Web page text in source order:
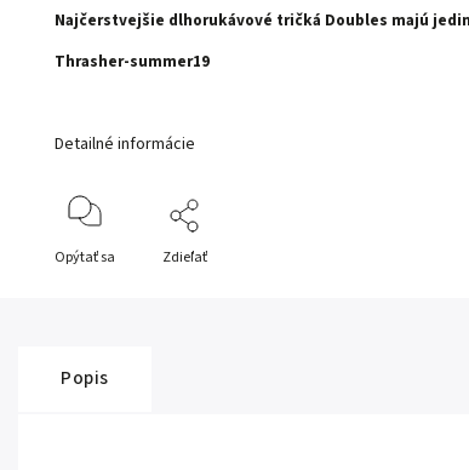
Najčerstvejšie dlhorukávové tričká Doubles majú
Thrasher-summer19
Detailné informácie
Opýtať sa Zdieľať
Popis